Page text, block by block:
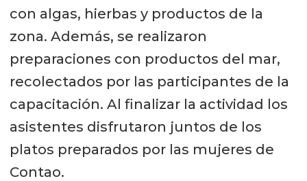
con algas, hierbas y productos de la
zona. Además, se realizaron
preparaciones con productos del mar,
recolectados por las participantes de la
capacitación. Al finalizar la actividad los
asistentes disfrutaron juntos de los
platos preparados por las mujeres de
Contao.